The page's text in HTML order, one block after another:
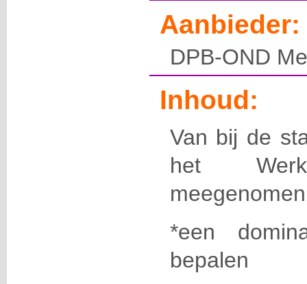
Aanbieder:
DPB-OND
Inhoud:
Van bij de
het
*een
bepalen